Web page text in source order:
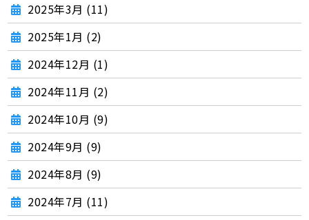
2025年3月 (11)
2025年1月 (2)
2024年12月 (1)
2024年11月 (2)
2024年10月 (9)
2024年9月 (9)
2024年8月 (9)
2024年7月 (11)